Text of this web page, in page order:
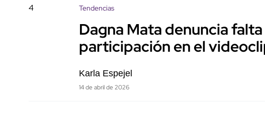
4 Tendencias
Dagna Mata denuncia
participación en el
Karla Espejel
14 de abril de 2026